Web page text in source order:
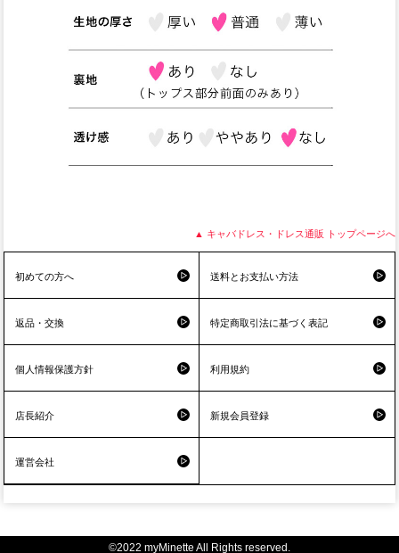
▲ キャバドレス・ドレス通販 トップページへ
初めての方へ 送料とお支払い方法
返品・交換 特定商取引法に基づく表記
個人情報保護方針 利用規約
店長紹介 新規会員登録
運営会社
©2022 myMinette All Rights reserved.